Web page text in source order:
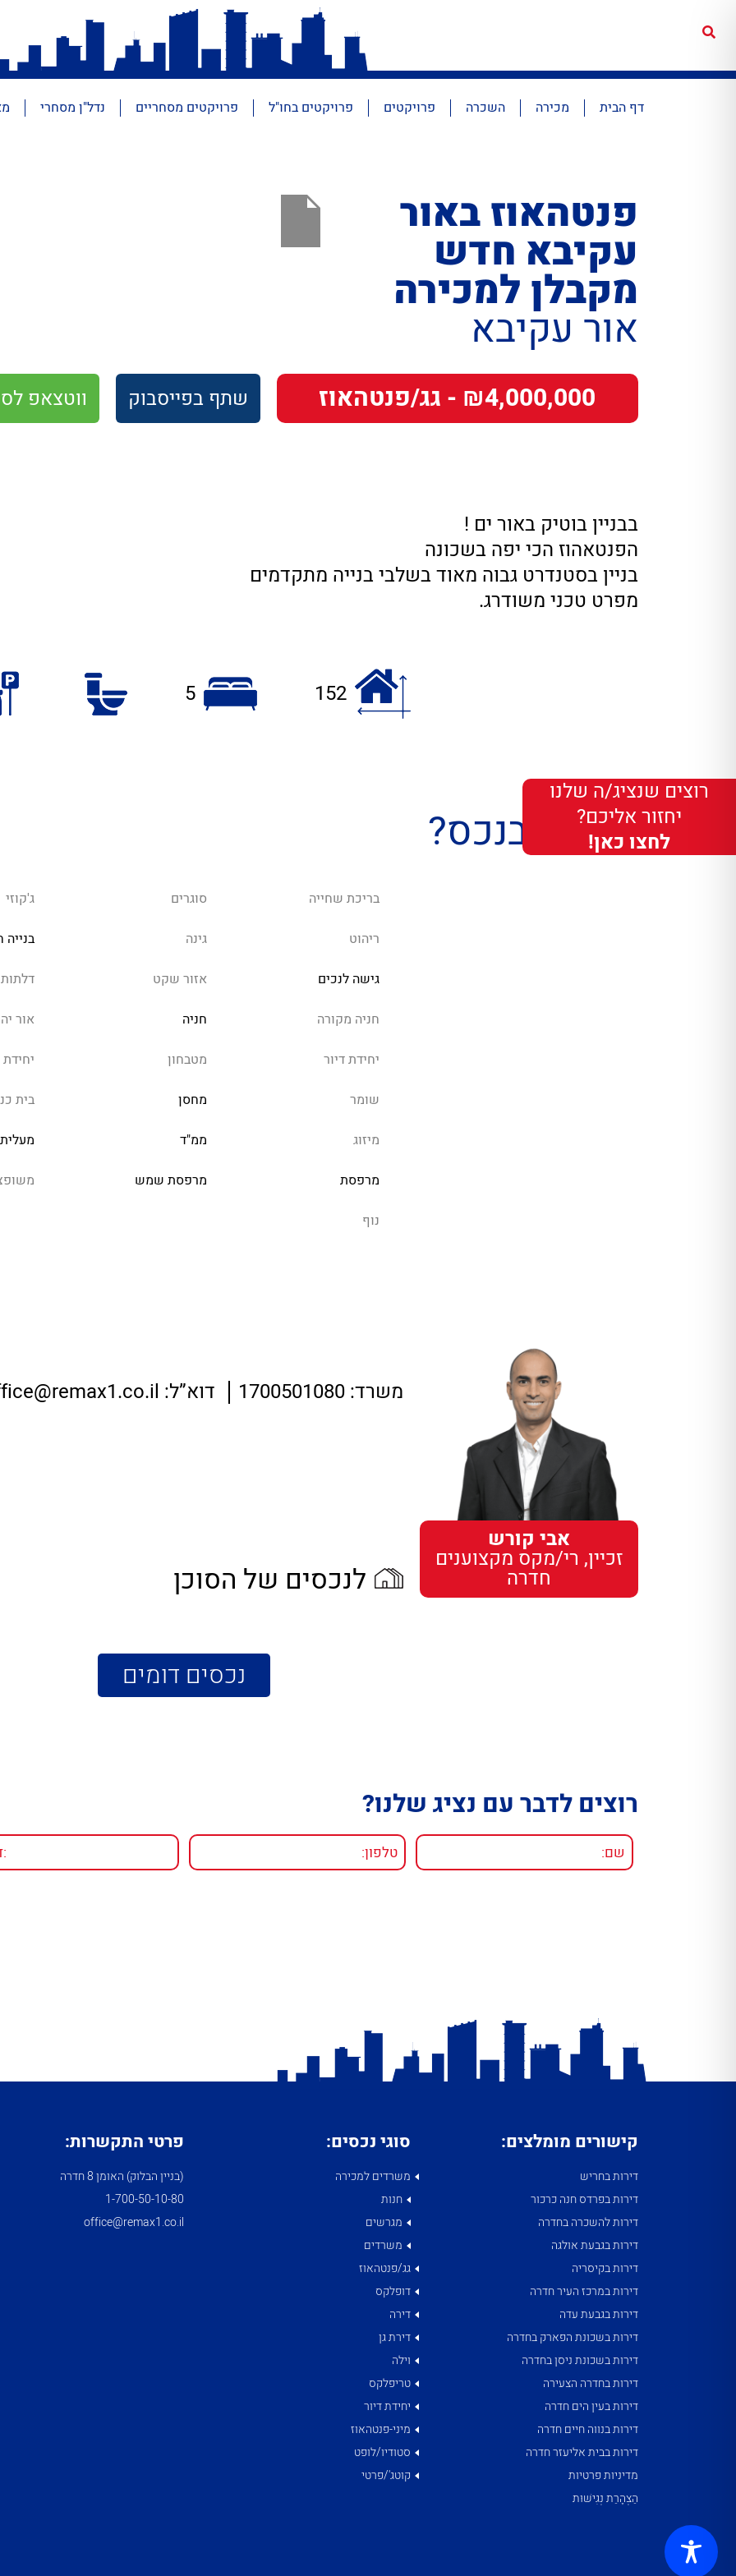
דף הבית מכירה השכרה פרויקטים פרויקטים בחו"ל פרויקטים מסחריים נדל"ן מסחרי
פנטהאוז באור
עקיבא חדש
מקבלן למכירה
אור עקיבא
₪4,000,000 - גג/פנטהאוז שתף בפייסבוק ווטצאפ
בבניין בוטיק באור ים !
הפנטאהוז הכי יפה בשכונה
בניין בסטנדרט גבוה מאוד בשלבי בנייה מתקדמים
מפרט טכני משודרג.
152
5
מה יש בנכס?
בריכת שחייה סוגרים ג'קוזי
ריהוט גינה
גישה לנכים אזור שקט
חניה מקורה חניה אור
יחידת דיור מטבחון
שומר מחסן בית
מיזוג ממ"ד מעלית
מרפסת מרפסת שמש
נוף
אבי קורש
זכיין, רי/מקס מקצוענים
חדרה
משרד: 1700501080 דוא”ל:
לנכסים של הסוכן
נכסים דומים
רוצים לדבר עם נציג שלנו?
רוצים שנציג/ה שלנו
יחזור אליכם?
לחצו כאן!
קישורים מומלצים:
דירות בחריש
דירות בפרדס חנה כרכור
דירות להשכרה בחדרה
דירות בגבעת אולגה
דירות בקיסריה
דירות במרכז העיר חדרה
דירות בגבעת עדה
דירות בשכונת הפארק בחדרה
דירות בשכונת ניסן בחדרה
דירות בחדרה הצעירה
דירות בעין הים חדרה
דירות בנווה חיים חדרה
דירות בבית אליעזר חדרה
מדיניות פרטיות
הַצְהָרַת נְגִישׁוּת
סוגי נכסים:
משרדים למכירה
חנות
מגרשים
משרדים
גג/פנטהאוז
דופלקס
דירה
דירת גן
וילה
טריפלקס
יחידת דיור
מיני-פנטהאוז
סטודיו/לופט
קוטג'/פרטי
פרטי התקשרות:
(בניין הבלוק) האומן 8 חדרה
1­-700­-50-­10-­80
office@remax1.co.il